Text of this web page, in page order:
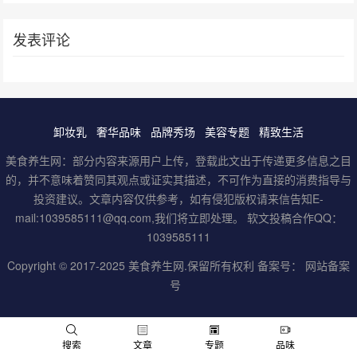
发表评论
卸妆乳 奢华品味 品牌秀场 美容专题 精致生活
美食养生网：部分内容来源用户上传，登载此文出于传递更多信息之目
的，并不意味着赞同其观点或证实其描述，不可作为直接的消费指导与
投资建议。文章内容仅供参考，如有侵犯版权请来信告知E-
mail:1039585111@qq.com,我们将立即处理。 软文投稿合作QQ：
1039585111
Copyright © 2017-2025 美食养生网.保留所有权利 备案号： 网站备案
号
搜索 文章 专题 品味